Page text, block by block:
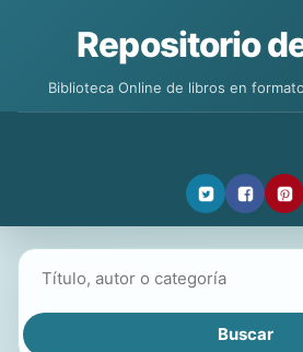
Repositorio
Biblioteca Online de libros en